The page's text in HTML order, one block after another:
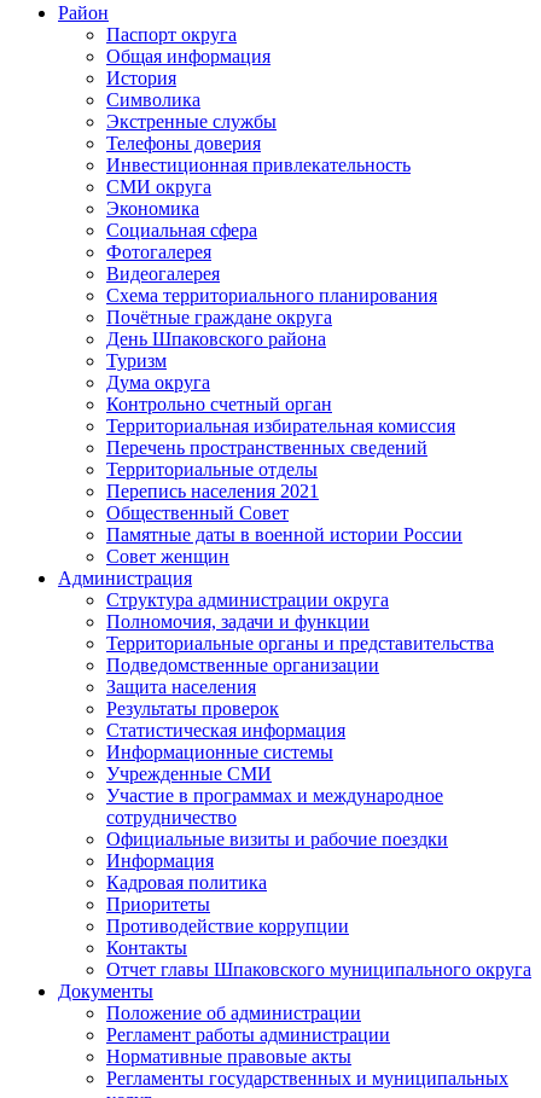
Район
Паспорт округа
Общая информация
История
Символика
Экстренные службы
Телефоны доверия
Инвестиционная привлекательность
СМИ округа
Экономика
Социальная сфера
Фотогалерея
Видеогалерея
Схема территориального планирования
Почётные граждане округа
День Шпаковского района
Туризм
Дума округа
Контрольно счетный орган
Территориальная избирательная комиссия
Перечень пространственных сведений
Территориальные отделы
Перепись населения 2021
Общественный Совет
Памятные даты в военной истории России
Совет женщин
Администрация
Структура администрации округа
Полномочия, задачи и функции
Территориальные органы и представительства
Подведомственные организации
Защита населения
Результаты проверок
Статистическая информация
Информационные системы
Учрежденные СМИ
Участие в программах и международное
сотрудничество
Официальные визиты и рабочие поездки
Информация
Кадровая политика
Приоритеты
Противодействие коррупции
Контакты
Отчет главы Шпаковского муниципального округа
Документы
Положение об администрации
Регламент работы администрации
Нормативные правовые акты
Регламенты государственных и муниципальных